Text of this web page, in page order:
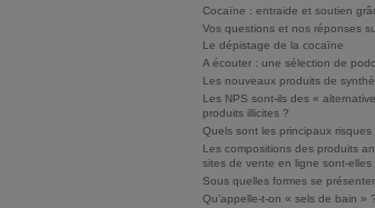
Cocaïne : entraide et soutien
Vos questions et nos réponses
Le dépistage de la cocaïne
A écouter : une sélection de
Les nouveaux produits de
Les NPS sont-ils des «
produits illicites ?
Quels sont les principaux risques
Les compositions des produits
sites de vente en ligne sont-elles
Sous quelles formes se
Qu’appelle-t-on « sels de bain » ?